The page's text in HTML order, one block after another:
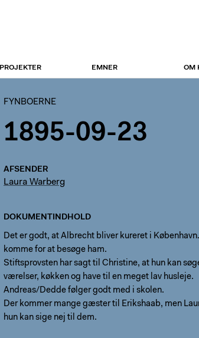
PROJEKTER EMNER OM
FYNBOERNE
1895-09-23
AFSENDER
Laura Warberg
DOKUMENTINDHOLD
Det er godt, at Albrecht bliver kureret i
komme for at besøge ham.
Stiftsprovsten har sagt til Christine, at hun kan
værelser, køkken og have til en meget lav husleje.
Andreas/Dedde følger godt med i skolen.
Der kommer mange gæster til Erikshaab, men
hun kan sige nej til dem.